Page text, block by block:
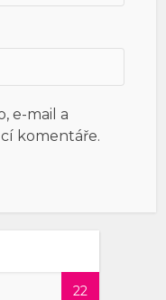
e-mail a
komentáře.
22